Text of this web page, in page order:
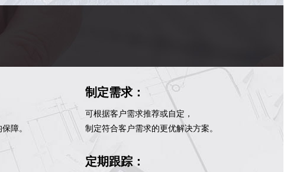
障。
制定需求：
可根据客户需求推荐或自定，
制定符合客户需求的更优解决方案。
定期跟踪：